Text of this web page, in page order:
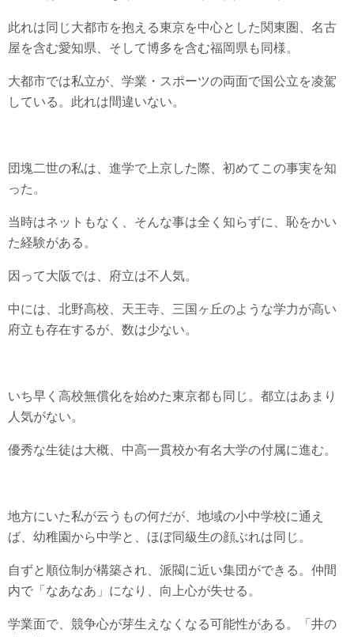
此れは同じ大都市を抱える東京を中心とした関東圏、名古
屋を含む愛知県、そして博多を含む福岡県も同様。
大都市では私立が、学業・スポーツの両面で国公立を凌駕
している。此れは間違いない。
団塊二世の私は、進学で上京した際、初めてこの事実を知
った。
当時はネットもなく、そんな事は全く知らずに、恥をかい
た経験がある。
因って大阪では、府立は不人気。
中には、北野高校、天王寺、三国ヶ丘のような学力が高い
府立も存在するが、数は少ない。
いち早く高校無償化を始めた東京都も同じ。都立はあまり
人気がない。
優秀な生徒は大概、中高一貫校か有名大学の付属に進む。
地方にいた私が云うもの何だが、地域の小中学校に通え
ば、幼稚園から中学と、ほぼ同級生の顔ぶれは同じ。
自ずと順位制が構築され、派閥に近い集団ができる。仲間
内で「なあなあ」になり、向上心が失せる。
学業面で、競争心が芽生えなくなる可能性がある。「井の